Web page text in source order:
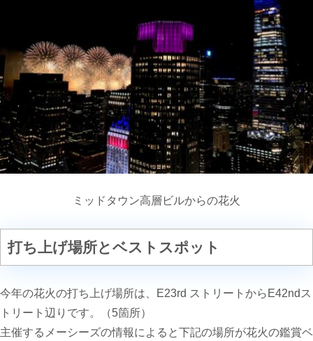
ミッドタウン高層ビルからの花火
打ち上げ場所とベストスポット
今年の花火の打ち上げ場所は、 E23rd ストリートから E42nd ス
トリート辺りです。（5箇所）
主催するメーシーズの情報によると下記の場所が花火の鑑賞ベ